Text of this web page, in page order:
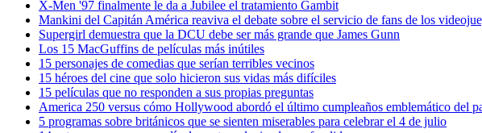
X-Men '97 finalmente le da a Jubilee el tratamiento Gambit
Mankini del Capitán América reaviva el debate sobre el servicio de fans de los
Supergirl demuestra que la DCU debe ser más grande que James Gunn
Los 15 MacGuffins de películas más inútiles
15 personajes de comedias que serían terribles vecinos
15 héroes del cine que solo hicieron sus vidas más difíciles
15 películas que no responden a sus propias preguntas
America 250 versus cómo Hollywood abordó el último cumpleaños emblemático del
5 programas sobre británicos que se sienten miserables para celebrar el 4 de julio